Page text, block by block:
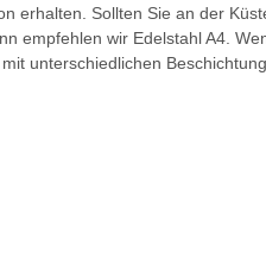
erhalten. Sollten Sie an der
empfehlen wir Edelstahl A4.
unterschiedlichen